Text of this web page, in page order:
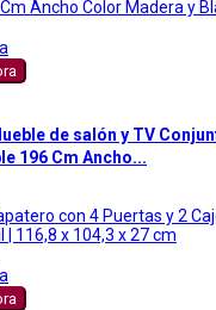
de salón y TV
196 Cm Ancho...